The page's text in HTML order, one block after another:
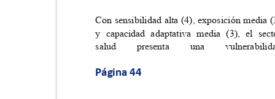
Con sensibilidad alta (4), exposición
y capacidad adaptativa media (3), el
salud
presenta una
Página 44